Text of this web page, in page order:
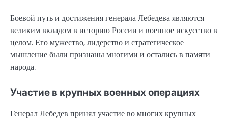
Боевой путь и достижения генерала Лебедева являются
великим вкладом в историю России и военное искусство в
целом. Его мужество, лидерство и стратегическое
мышление были признаны многими и остались в памяти
народа.
Участие в крупных военных операциях
Генерал Лебедев принял участие во многих крупных